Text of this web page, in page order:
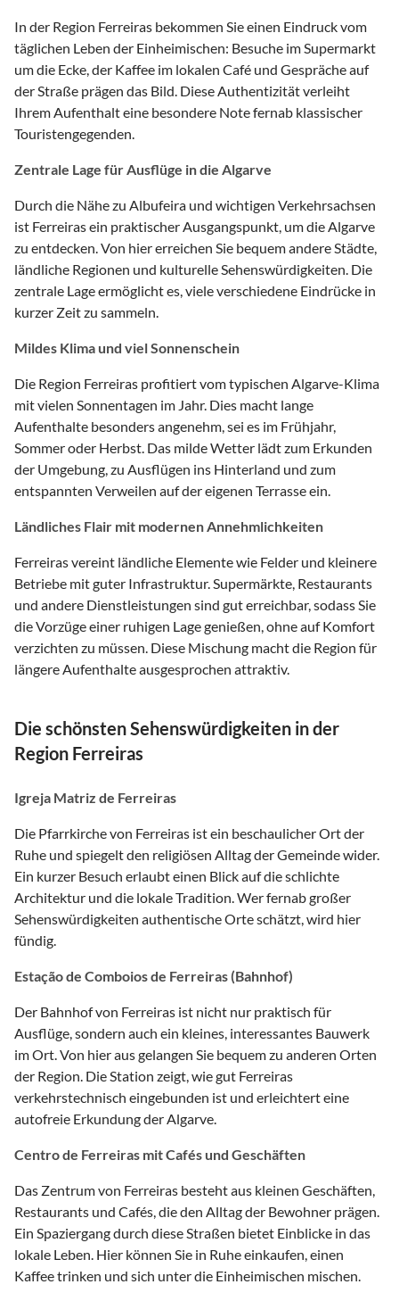
In der Region Ferreiras bekommen Sie einen Eindruck vom
täglichen Leben der Einheimischen: Besuche im Supermarkt
um die Ecke, der Kaffee im lokalen Café und Gespräche auf
der Straße prägen das Bild. Diese Authentizität verleiht
Ihrem Aufenthalt eine besondere Note fernab klassischer
Touristengegenden.
Zentrale Lage für Ausflüge in die Algarve
Durch die Nähe zu Albufeira und wichtigen Verkehrsachsen
ist Ferreiras ein praktischer Ausgangspunkt, um die Algarve
zu entdecken. Von hier erreichen Sie bequem andere Städte,
ländliche Regionen und kulturelle Sehenswürdigkeiten. Die
zentrale Lage ermöglicht es, viele verschiedene Eindrücke in
kurzer Zeit zu sammeln.
Mildes Klima und viel Sonnenschein
Die Region Ferreiras profitiert vom typischen Algarve-Klima
mit vielen Sonnentagen im Jahr. Dies macht lange
Aufenthalte besonders angenehm, sei es im Frühjahr,
Sommer oder Herbst. Das milde Wetter lädt zum Erkunden
der Umgebung, zu Ausflügen ins Hinterland und zum
entspannten Verweilen auf der eigenen Terrasse ein.
Ländliches Flair mit modernen Annehmlichkeiten
Ferreiras vereint ländliche Elemente wie Felder und kleinere
Betriebe mit guter Infrastruktur. Supermärkte, Restaurants
und andere Dienstleistungen sind gut erreichbar, sodass Sie
die Vorzüge einer ruhigen Lage genießen, ohne auf Komfort
verzichten zu müssen. Diese Mischung macht die Region für
längere Aufenthalte ausgesprochen attraktiv.
Die schönsten Sehenswürdigkeiten in der
Region Ferreiras
Igreja Matriz de Ferreiras
Die Pfarrkirche von Ferreiras ist ein beschaulicher Ort der
Ruhe und spiegelt den religiösen Alltag der Gemeinde wider.
Ein kurzer Besuch erlaubt einen Blick auf die schlichte
Architektur und die lokale Tradition. Wer fernab großer
Sehenswürdigkeiten authentische Orte schätzt, wird hier
fündig.
Estação de Comboios de Ferreiras (Bahnhof)
Der Bahnhof von Ferreiras ist nicht nur praktisch für
Ausflüge, sondern auch ein kleines, interessantes Bauwerk
im Ort. Von hier aus gelangen Sie bequem zu anderen Orten
der Region. Die Station zeigt, wie gut Ferreiras
verkehrstechnisch eingebunden ist und erleichtert eine
autofreie Erkundung der Algarve.
Centro de Ferreiras mit Cafés und Geschäften
Das Zentrum von Ferreiras besteht aus kleinen Geschäften,
Restaurants und Cafés, die den Alltag der Bewohner prägen.
Ein Spaziergang durch diese Straßen bietet Einblicke in das
lokale Leben. Hier können Sie in Ruhe einkaufen, einen
Kaffee trinken und sich unter die Einheimischen mischen.